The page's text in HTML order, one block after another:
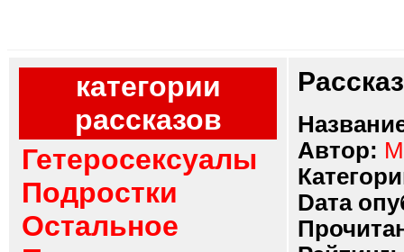
категории
рассказов
Гетеросексуалы
Подростки
Остальное
Автор:
Dата